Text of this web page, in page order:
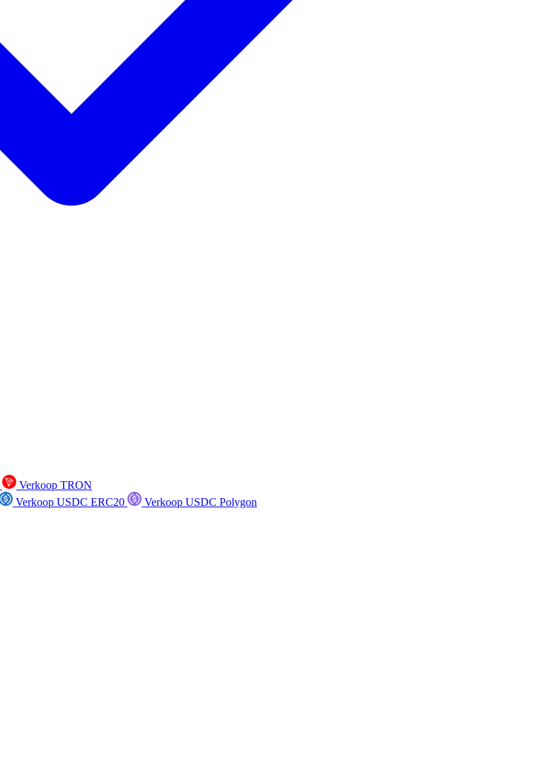
Verkoop TRON
Verkoop USDC ERC20
Verkoop USDC Polygon